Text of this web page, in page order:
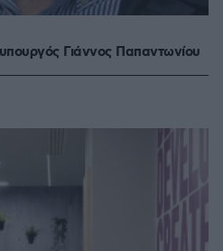
Γιάννος Παπαντωνίου